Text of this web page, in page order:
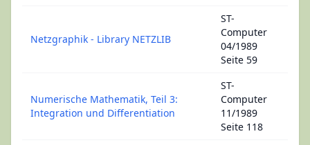
Netzgraphik - Library NETZLIB
ST-
Computer
04/1989
Seite 59
Numerische Mathematik, Teil 3:
Integration und Differentiation
ST-
Computer
11/1989
Seite 118